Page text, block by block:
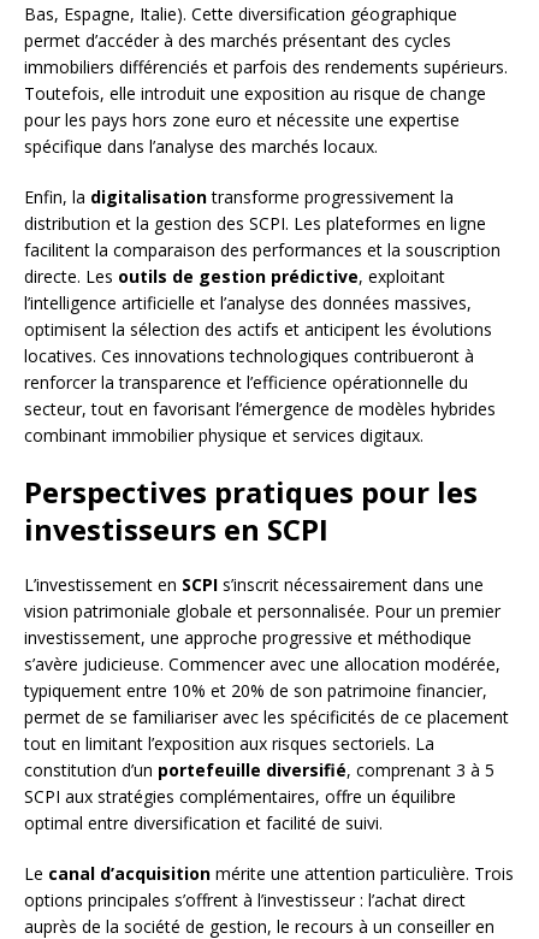
Bas, Espagne, Italie). Cette diversification géographique
permet d’accéder à des marchés présentant des cycles
immobiliers différenciés et parfois des rendements supérieurs.
Toutefois, elle introduit une exposition au risque de change
pour les pays hors zone euro et nécessite une expertise
spécifique dans l’analyse des marchés locaux.
Enfin, la digitalisationtransforme progressivement la
distribution et la gestion des SCPI. Les plateformes en ligne
facilitent la comparaison des performances et la souscription
directe. Les outils de gestion prédictive, exploitant
l’intelligence artificielle et l’analyse des données massives,
optimisent la sélection des actifs et anticipent les évolutions
locatives. Ces innovations technologiques contribueront à
renforcer la transparence et l’efficience opérationnelle du
secteur, tout en favorisant l’émergence de modèles hybrides
combinant immobilier physique et services digitaux.
Perspectives pratiques pour les
investisseurs en SCPI
L’investissement en SCPI s’inscrit nécessairement dans une
vision patrimoniale globale et personnalisée. Pour un premier
investissement, une approche progressive et méthodique
s’avère judicieuse. Commencer avec une allocation modérée,
typiquement entre 10% et 20% de son patrimoine financier,
permet de se familiariser avec les spécificités de ce placement
tout en limitant l’exposition aux risques sectoriels. La
constitution d’un portefeuille diversifié, comprenant 3 à 5
SCPI aux stratégies complémentaires, offre un équilibre
optimal entre diversification et facilité de suivi.
Le canal d’acquisition mérite une attention particulière. Trois
options principales s’offrent à l’investisseur : l’achat direct
auprès de la société de gestion, le recours à un conseiller en